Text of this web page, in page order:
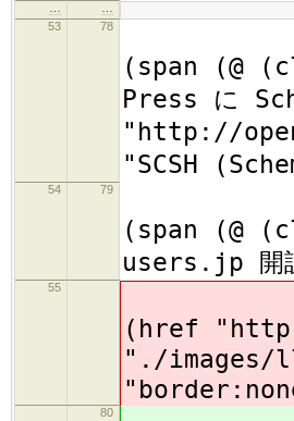
…
…
53
78
(span (@
Press に
"http://
"SCSH
54 79
(span (@
users.jp 開
55
(href
"./images/
80